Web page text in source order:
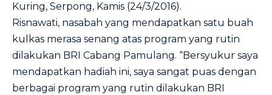
Kuring, Serpong, Kamis (24/3/2016).
Risnawati, nasabah yang mendapatkan satu buah
kulkas merasa senang atas program yang rutin
dilakukan BRI Cabang Pamulang. “Bersyukur saya
mendapatkan hadiah ini, saya sangat puas dengan
berbagai program yang rutin dilakukan BRI